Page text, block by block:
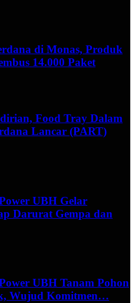
di Monas, Produk
14.000 Paket
Food Tray Dalam
Lancar (PART)
UBH Gelar
Darurat Gempa dan
UBH Tanam Pohon
Wujud Komitmen…